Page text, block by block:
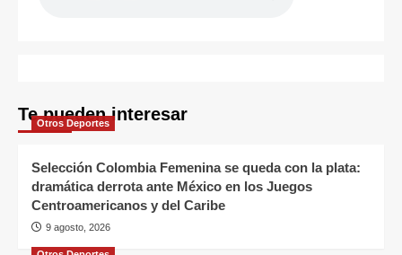
Te pueden interesar
Otros Deportes
Selección Colombia Femenina se queda con la plata:
dramática derrota ante México en los Juegos
Centroamericanos y del Caribe
9 agosto, 2026